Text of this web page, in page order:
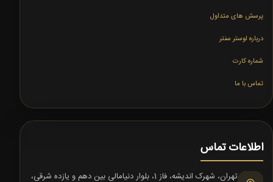
پرسش های متداول
درباره لوستر سنتر
شماره کارت
تماس با ما
اطلاعات تماس
تهران، شهرک اندیشه، فاز 1، بلوار دنیامالی بین دهم و یازده شرقی،